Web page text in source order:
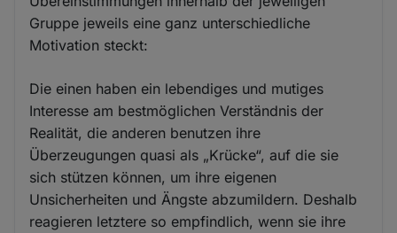
Gruppe jeweils eine ganz unterschiedliche
Motivation steckt:
Die einen haben ein lebendiges und mutiges
Interesse am bestmöglichen Verständnis der
Realität, die anderen benutzen ihre
Überzeugungen quasi als „Krücke“, auf die sie
sich stützen können, um ihre eigenen
Unsicherheiten und Ängste abzumildern. Deshalb
reagieren letztere so empfindlich, wenn sie ihre